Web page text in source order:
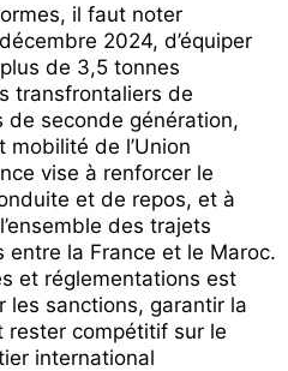
il faut noter
2024, d’équiper
de 3,5 tonnes
transfrontaliers de
seconde génération,
de l’Union
vise à renforcer le
et de repos, et à
des trajets
entre la France et le Maroc.
et réglementations est
les sanctions, garantir la
compétitif sur le
international